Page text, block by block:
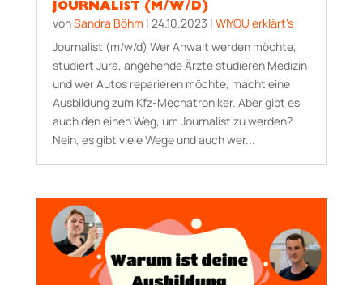
JOURNALIST (M/W/D)
vonSandra Böhm | 24.10.2023 | WIYOU erklärt's
Journalist (m/w/d) Wer Anwalt werden möchte,
studiert Jura, angehende Ärzte studieren Medizin
und wer Autos reparieren möchte, macht eine
Ausbildung zum Kfz-Mechatroniker. Aber gibt es
auch den einen Weg, um Journalist zu werden?
Nein, es gibt viele Wege und auch wer...